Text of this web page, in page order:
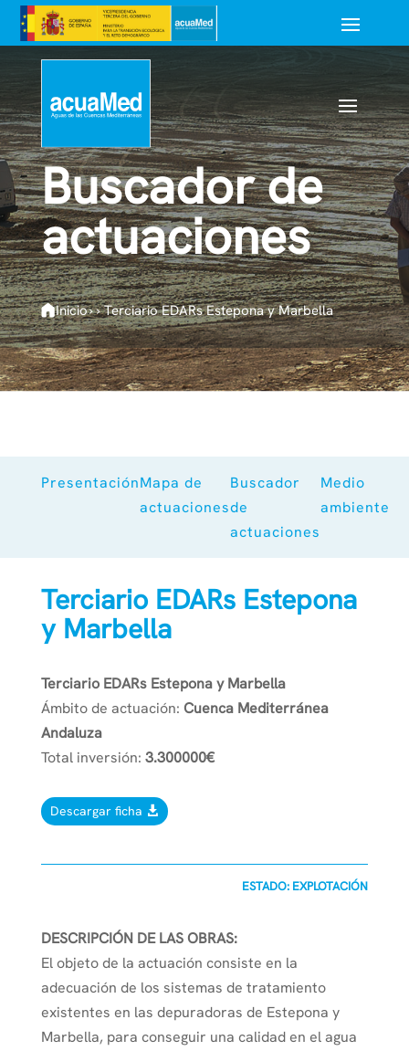
Buscador de
actuaciones
Inicio› › Terciario EDARs Estepona y Marbella
PresentaciónMapa de
actuaciones
Buscador
de
actuaciones
Medio
ambiente
Terciario EDARs Estepona
y Marbella
Terciario EDARs Estepona y Marbella
Ámbito de actuación: Cuenca Mediterránea
Andaluza
Total inversión: 3.300000€
Descargar ficha
ESTADO: EXPLOTACIÓN
DESCRIPCIÓN DE LAS OBRAS:
El objeto de la actuación consiste en la
adecuación de los sistemas de tratamiento
existentes en las depuradoras de Estepona y
Marbella, para conseguir una calidad en el agua